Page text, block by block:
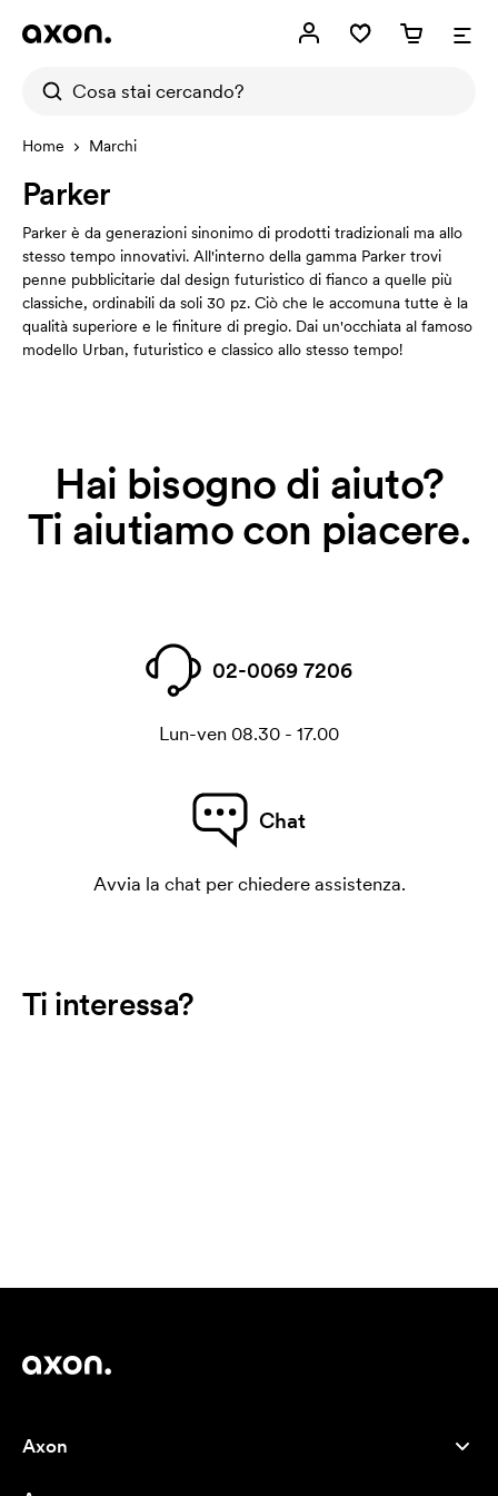
Home Marchi
Parker
Parker è da generazioni sinonimo di prodotti tradizionali ma allo
stesso tempo innovativi. All'interno della gamma Parker trovi
penne pubblicitarie dal design futuristico di fianco a quelle più
classiche, ordinabili da soli 30 pz. Ciò che le accomuna tutte è la
qualità superiore e le finiture di pregio. Dai un'occhiata al famoso
modello Urban, futuristico e classico allo stesso tempo!
Hai bisogno di aiuto?
Ti aiutiamo con piacere.
02-0069 7206
Lun-ven 08.30 - 17.00
Chat
Avvia la chat per chiedere assistenza.
Ti interessa?
Axon